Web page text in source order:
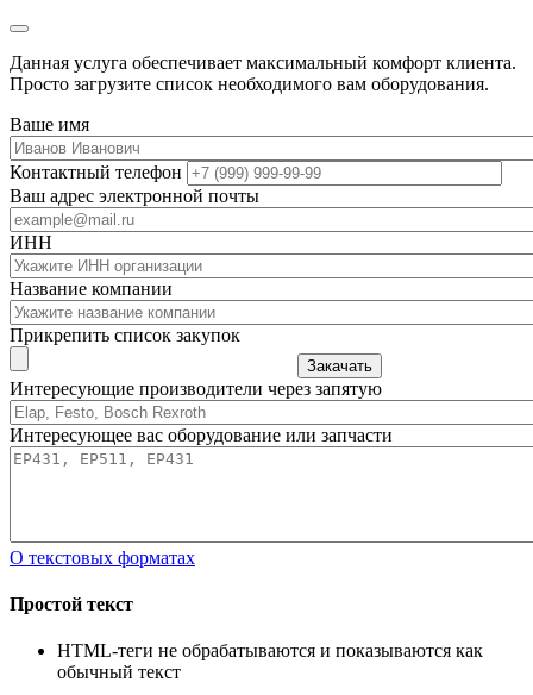
Данная услуга обеспечивает максимальный комфорт клиента.
Просто загрузите список необходимого вам оборудования.
Ваше имя
Контактный телефон
Ваш адрес электронной почты
ИНН
Название компании
Прикрепить список закупок
Закачать
Интересующие производители через запятую
Интересующее вас оборудование или запчасти
О текстовых форматах
Простой текст
HTML-теги не обрабатываются и показываются как
обычный текст